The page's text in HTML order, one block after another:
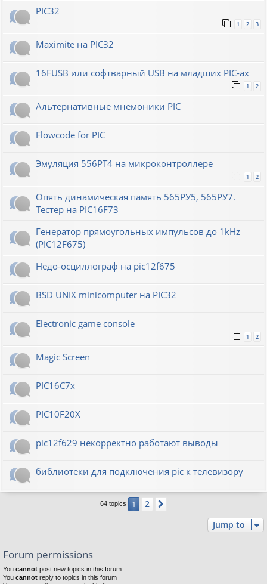
PIC32
1 2 3
Maximite на PIC32
16FUSB или софтварный USB на младших PIC-ах
1 2
Альтернативные мнемоники PIC
Flowcode for PIC
Эмуляция 556РТ4 на микроконтроллере
1 2
Опять динамическая память 565РУ5, 565РУ7.
Тестер на PIC16F73
Генератор прямоугольных импульсов до 1kHz
(PIC12F675)
Недо-осциллограф на pic12f675
BSD UNIX minicomputer на PIC32
Electronic game console
1 2
Magic Screen
PIC16C7x
PIC10F20Х
pic12f629 некорректно работают выводы
библиотеки для подключения pic к телевизору
64 topics 1 2
Jump to
Forum permissions
You cannot post new topics in this forum
You cannot reply to topics in this forum